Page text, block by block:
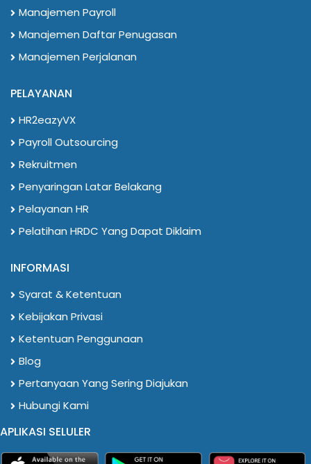
Manajemen Payroll
Manajemen Daftar Penugasan
Manajemen Perjalanan
PELAYANAN
HR2eazyVX
Payroll Outsourcing
Rekruitmen
Penyaringan Latar Belakang
Pelayanan HR
Pelatihan HRDC Yang Dapat Diklaim
INFORMASI
Syarat & Ketentuan
Kebijakan Privasi
Ketentuan Penggunaan
Blog
Pertanyaan Yang Sering Diajukan
Hubungi Kami
APLIKASI SELULER